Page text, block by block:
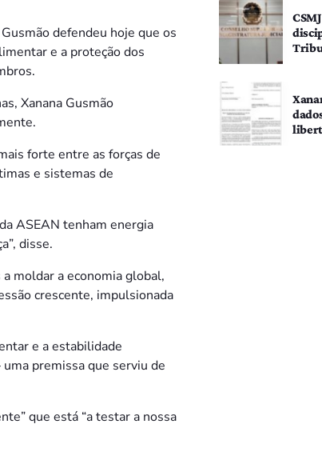
defendeu hoje que os
e a proteção dos
Xanana Gusmão
forte entre as forças de
e sistemas de
ASEAN tenham energia
disse.
moldar a economia global,
crescente, impulsionada
e a estabilidade
premissa que serviu de
que está “a testar a nossa